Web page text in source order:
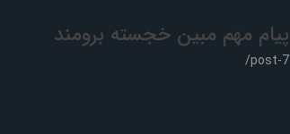
پیام مهم مبین خجسته برومند
/post-7